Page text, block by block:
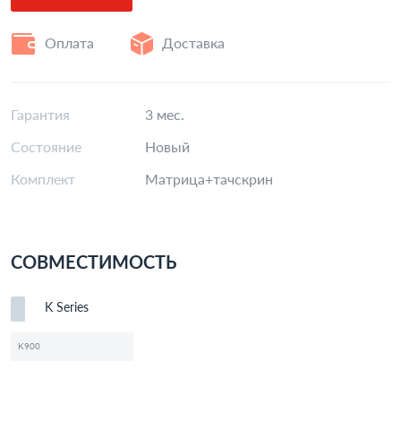
Оплата Доставка
Гарантия
3 мес.
Состояние
Новый
Комплект
Матрица+тачскрин
СОВМЕСТИМОСТЬ
K Series
K900